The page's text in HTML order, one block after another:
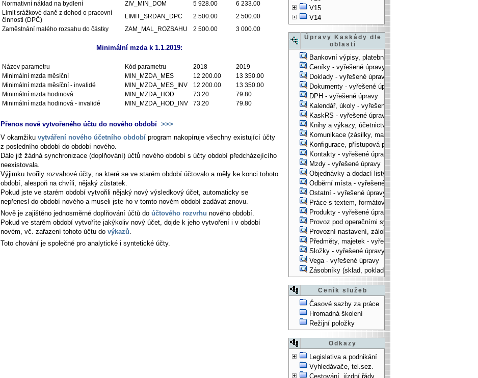
V15
V14
Úpravy Kaskády dle
oblastí
Bankovní výpisy, platební příkazy - vyřešené úpravy
Ceníky - vyřešené úpravy
Doklady - vyřešené úpravy
Dokumenty - vyřešené úpravy
DPH - vyřešené úpravy
Kalendář, úkoly - vyřešené úpravy
KaskRS - vyřešené úpravy
Knihy a výkazy, účetnictví - vyřešené úpravy
Komunikace (zásilky, mail-systém, ...) - vyřešené úpravy
Konfigurace, přístupová práva, ... - vyřešené úpravy
Kontakty - vyřešené úpravy
Mzdy - vyřešené úpravy
Objednávky a dodací listy - vyřešené úpravy
Odběrní místa - vyřešené úpravy
Ostatní - vyřešené úpravy
Práce s textem, formátování, ... - vyřešené úpravy
Produkty - vyřešené úpravy
Provoz pod operačními systémy, technologické věci -
Provozní nastavení, zálohování, instalace, ... -
Předměty, majetek - vyřešené úpravy
Složky - vyřešené úpravy
Vega - vyřešené úpravy
Zásobníky (sklad, pokladna, bank. účet) - vyřešené
Ceník služeb
Časové sazby za práce
Hromadná školení
Režijní položky
Odkazy
Legislativa a podnikání
Vyhledávače, tel.sez.
Cestování, jízdní řády
Normativní náklad na bydlení
ZIV_MIN_DOM 5 928.00
6 233.00
Limit srážkové daně z dohod o pracovní
činnosti (DPČ)
LIMIT_SRDAN_DPC 2 500.00
2 500.00
Zaměstnání malého rozsahu do částky
ZAM_MAL_ROZSAHU 2 500.00 3 000.00
Minimální mzda k 1.1.2019:
Název parametru Kód parametru 2018
2019
Minimální mzda měsíční
MIN_MZDA_MES 12 200.00
13 350.00
Minimální mzda měsíční - invalidé
MIN_MZDA_MES_INV 12 200.00
13 350.00
Minimální mzda hodinová
MIN_MZDA_HOD 73.20
79.80
Minimální mzda hodinová - invalidé
MIN_MZDA_HOD_INV 73.20 79.80
Přenos nově vytvořeného účtu do nového období >>>
V okamžiku vytváření nového účetního období program nakopíruje všechny existující účty
z posledního období do období nového.
Dále již žádná synchronizace (doplňování) účtů nového období s účty období předcházejícího
neexistovala.
Výjimku tvořily rozvahové účty, na které se ve starém období účtovalo a měly ke konci tohoto
období, alespoň na chvíli, nějaký zůstatek.
Pokud jste ve starém období vytvořili nějaký nový výsledkový účet, automaticky se
nepřenesl do období nového a museli jste ho v tomto novém období zadávat znovu.
Nově je zajištěno jednosměrné doplňování účtů do účtového rozvrhu nového období.
Pokud ve starém období vytvoříte jakýkoliv nový účet, dojde k jeho vytvoření i v období
novém, vč. zařazení tohoto účtu do výkazů.
Toto chování je společné pro analytické i syntetické účty.